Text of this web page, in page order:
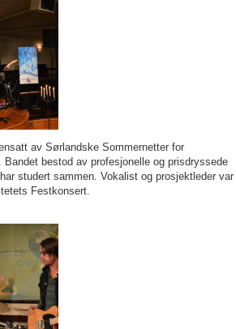
av Sørlandske Sommernetter for
Bandet bestod av profesjonelle og prisdryssede
studert sammen. Vokalist og prosjektleder var
Festkonsert.